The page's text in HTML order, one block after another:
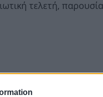
τελετή, παρουσία